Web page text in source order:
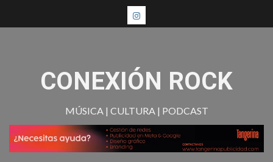
CONEXIÓN ROCK
MÚSICA | CULTURA | PODCAST